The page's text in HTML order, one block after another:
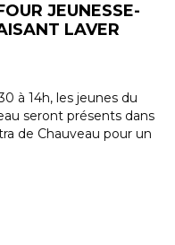
DES TARIFS
NOS MEMBRES !
Ronde offre désormais
membres. Accédez à des...